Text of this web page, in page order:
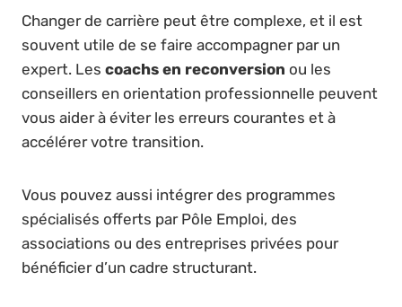
Changer de carrière peut être complexe, et il est
souvent utile de se faire accompagner par un
expert. Les coachs en reconversion ou les
conseillers en orientation professionnelle peuvent
vous aider à éviter les erreurs courantes et à
accélérer votre transition.
Vous pouvez aussi intégrer des programmes
spécialisés offerts par Pôle Emploi, des
associations ou des entreprises privées pour
bénéficier d’un cadre structurant.